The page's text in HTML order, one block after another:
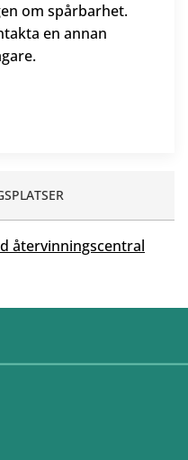
om spårbarhet.
en annan
återvinningscentral